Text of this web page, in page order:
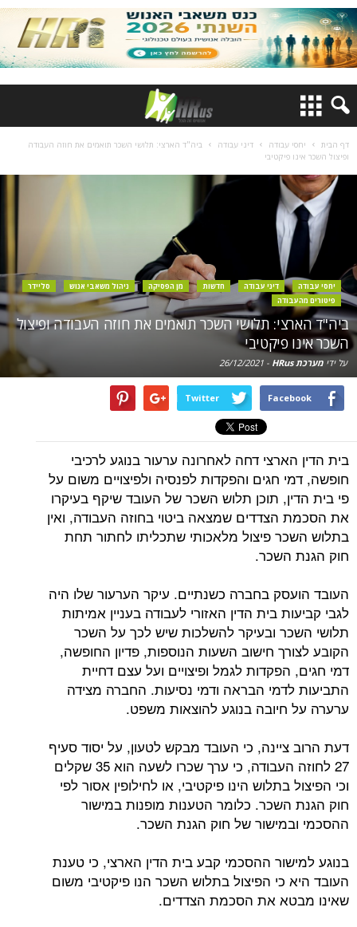
דף הבית יחסי עבודה דיני עבודה
ביה"ד הארצי: תלושי השכר תואמים את חוזה העבודה
ופיצול השכר אינו פיקטיבי
יחסי עבודה דיני עבודה חדשות מן הפסיקה ניהול משאבי אנוש
סליידר
פיטורים מהעבודה
ביה"ד הארצי: תלושי השכר תואמים את חוזה העבודה ופיצול
השכר אינו פיקטיבי
על ידי מערכת HRus -
26/12/2021
Facebook
Twitter
בית הדין הארצי דחה לאחרונה ערעור בנוגע לרכיבי
חופשה, דמי חגים והפקדות לפנסיה ולפיצויים משום על
פי בית הדין, תוכן תלוש השכר של העובד שיקף בעיקרו
את הסכמת הצדדים שמצאה ביטוי בחוזה העבודה, ואין
בתלוש השכר פיצול מלאכותי שתכליתו לחתור תחת
חוק הגנת השכר.
העובד הועסק בחברה כשנתיים. עיקר הערעור שלו היה
לגבי קביעות בית הדין האזורי לעבודה בעניין אמיתות
תלושי השכר ובעיקר להשלכות שיש לכך על השכר
הקובע לצורך חישוב השעות הנוספות, פדיון החופשה,
דמי חגים, הפקדות לגמל ופיצויים ועל עצם דחיית
התביעות לדמי הבראה ודמי נסיעות. החברה מצידה
ערערה על חיובה בנוגע להוצאות משפט.
דעת הרוב ציינה, כי העובד מבקש לטעון, על יסוד סעיף
27 לחוזה העבודה, כי ערך שכרו לשעה הוא 35 שקלים
וכי הפיצול בתלוש הינו פיקטיבי, או לחילופין אסור לפי
חוק הגנת השכר. כלומר הטענות מופנות במישור
ההסכמי ובמישור של חוק הגנת השכר.
בנוגע למישור ההסכמי קבע בית הדין הארצי, כי טענת
העובד היא כי הפיצול בתלוש השכר הנו פיקטיבי משום
שאינו מבטא את הסכמת הצדדים.